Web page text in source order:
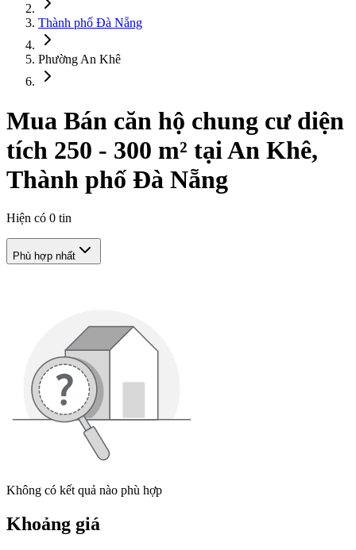
Thành phố Đà Nẵng
Phường An Khê
Mua Bán căn hộ chung cư diện
tích 250 - 300 m² tại An Khê,
Thành phố Đà Nẵng
Hiện có 0 tin
Phù hợp nhất
Không có kết quả nào phù hợp
Khoảng giá